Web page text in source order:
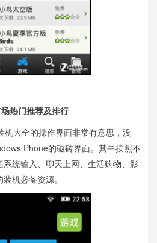
热门推荐及排行
大全的操作界面非常有意思，没
Phone的磁砖界面。其中按照不
统输入、聊天上网、生活购物、影
机必备资源。